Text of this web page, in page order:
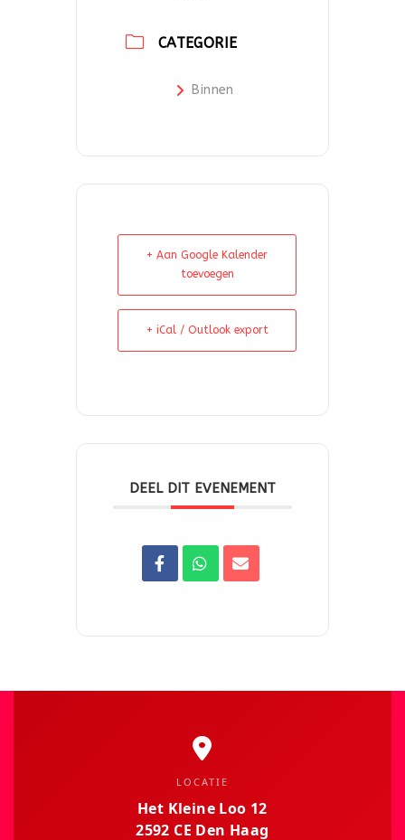
CATEGORIE
Binnen
+ Aan Google Kalender
toevoegen
+ iCal / Outlook export
DEEL DIT EVENEMENT
LOCATIE
Het Kleine Loo 12
2592 CE Den Haag